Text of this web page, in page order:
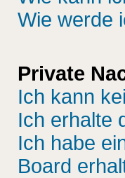
Wie werde
Private
Ich kann
Ich erhalte
Ich habe
Board